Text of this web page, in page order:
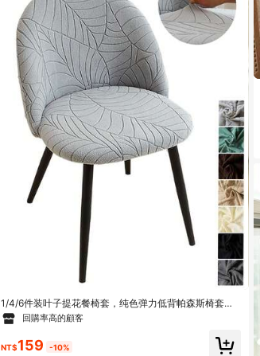
1/4/6件装叶子提花餐椅套，纯色弹力低背帕森斯椅套，
柔软化妆椅套，适用于家庭和酒店
回購率高的顧客
NT$159 -10%